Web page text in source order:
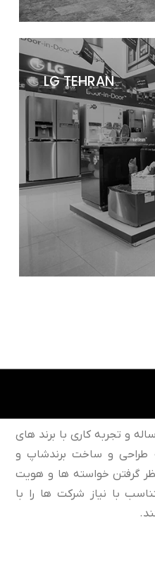
و تجربه کاری با برند های
طراحی و ساخت برندشاپ و
گرفتن خواسته ها و هویت
با نیاز شرکت ها را با
پاکشوما
LG TEHRAN